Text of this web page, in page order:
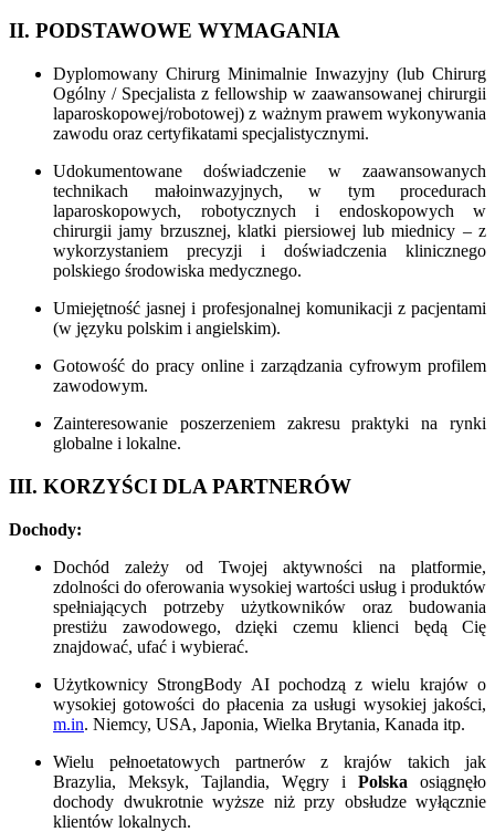
II. PODSTAWOWE WYMAGANIA
Dyplomowany Chirurg Minimalnie Inwazyjny (lub Chirurg
Ogólny / Specjalista z fellowship w zaawansowanej chirurgii
laparoskopowej/robotowej) z ważnym prawem wykonywania
zawodu oraz certyfikatami specjalistycznymi.
Udokumentowane doświadczenie w zaawansowanych
technikach małoinwazyjnych, w tym procedurach
laparoskopowych, robotycznych i endoskopowych w
chirurgii jamy brzusznej, klatki piersiowej lub miednicy – z
wykorzystaniem precyzji i doświadczenia klinicznego
polskiego środowiska medycznego.
Umiejętność jasnej i profesjonalnej komunikacji z pacjentami
(w języku polskim i angielskim).
Gotowość do pracy online i zarządzania cyfrowym profilem
zawodowym.
Zainteresowanie poszerzeniem zakresu praktyki na rynki
globalne i lokalne.
III. KORZYŚCI DLA PARTNERÓW
Dochody:
Dochód zależy od Twojej aktywności na platformie,
zdolności do oferowania wysokiej wartości usług i produktów
spełniających potrzeby użytkowników oraz budowania
prestiżu zawodowego, dzięki czemu klienci będą Cię
znajdować, ufać i wybierać.
Użytkownicy StrongBody AI pochodzą z wielu krajów o
wysokiej gotowości do płacenia za usługi wysokiej jakości,
m.in. Niemcy, USA, Japonia, Wielka Brytania, Kanada itp.
Wielu pełnoetatowych partnerów z krajów takich jak
Brazylia, Meksyk, Tajlandia, Węgry i Polska osiągnęło
dochody dwukrotnie wyższe niż przy obsłudze wyłącznie
klientów lokalnych.